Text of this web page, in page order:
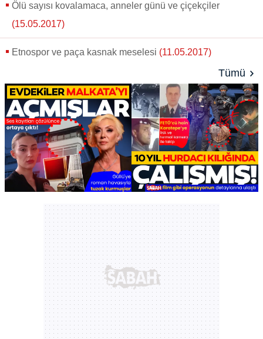
Ölü sayısı kovalamaca, anneler günü ve çiçekçiler
(15.05.2017)
Etnospor ve paça kasnak meselesi (11.05.2017)
Tümü